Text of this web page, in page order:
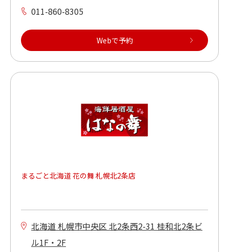
011-860-8305
Webで予約
まるごと北海道 花の舞 札幌北2条店
北海道 札幌市中央区 北2条西2-31 桂和北2条ビ
ル1F・2F